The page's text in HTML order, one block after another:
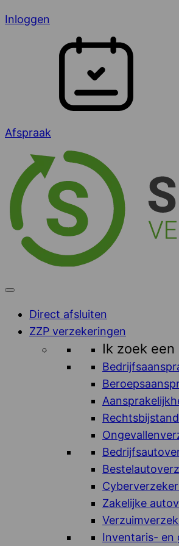
Inloggen
Afspraak
Direct afsluiten
ZZP verzekeringen
Ik zoek een
Zakelijke
Inventaris- en